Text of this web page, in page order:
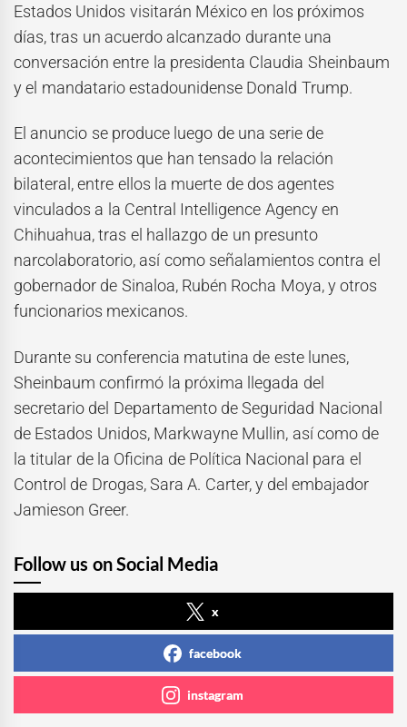
Estados Unidos visitarán México en los próximos
días, tras un acuerdo alcanzado durante una
conversación entre la presidenta Claudia Sheinbaum
y el mandatario estadounidense Donald Trump.
El anuncio se produce luego de una serie de
acontecimientos que han tensado la relación
bilateral, entre ellos la muerte de dos agentes
vinculados a la Central Intelligence Agencyen
Chihuahua, tras el hallazgo de un presunto
narcolaboratorio, así como señalamientos contra el
gobernador de Sinaloa, Rubén Rocha Moya, y otros
funcionarios mexicanos.
Durante su conferencia matutina de este lunes,
Sheinbaum confirmó la próxima llegada del
secretario del Departamento de Seguridad Nacional
de Estados Unidos, Markwayne Mullin, así como de
la titular de la Oficina de Política Nacional para el
Control de Drogas,Sara A. Carter, y del embajador
Jamieson Greer.
Follow us on Social Media
x
facebook
instagram